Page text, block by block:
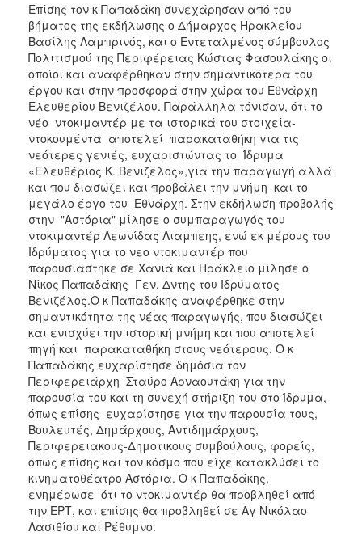
Επίσης τον κ Παπαδάκη συνεχάρησαν από του
βήματος της εκδήλωσης ο Δήμαρχος Ηρακλείου
Βασίλης Λαμπρινός, και ο Εντεταλμένος σύμβουλος
Πολιτισμού της Περιφέρειας Κώστας Φασουλάκης οι
οποίοι και αναφέρθηκαν στην σημαντικότερα του
έργου και στην προσφορά στην χώρα του Εθνάρχη
Ελευθερίου Βενιζέλου. Παράλληλα τόνισαν, ότι το
νέο ντοκιμαντέρ με τα ιστορικά του στοιχεία-
ντοκουμέντα αποτελεί παρακαταθήκη για τις
νεότερες γενιές, ευχαριστώντας το Ίδρυμα
«Ελευθέριος Κ. Βενιζέλος»,για την παραγωγή αλλά
και που διασώζει και προβάλει την μνήμη και το
μεγάλο έργο του Εθνάρχη. Στην εκδήλωση προβολής
στην "Αστόρια" μίλησε ο συμπαραγωγός του
ντοκιμαντέρ Λεωνίδας Λιαμπεης, ενώ εκ μέρους του
Ιδρύματος για το νεο ντοκιμαντέρ που
παρουσιάστηκε σε Χανιά και Ηράκλειο μίλησε ο
Νίκος Παπαδάκης Γεν. Δντης του Ιδρύματος
Βενιζέλος.Ο κ Παπαδάκης αναφέρθηκε στην
σημαντικότητα της νέας παραγωγής, που διασώζει
και ενισχύει την ιστορική μνήμη και που αποτελεί
πηγή και παρακαταθήκη στους νεότερους. Ο κ
Παπαδάκης ευχαρίστησε δημόσια τον
Περιφερειάρχη Σταύρο Αρναουτάκη για την
παρουσία του και τη συνεχή στήριξη του στο Ίδρυμα,
όπως επίσης ευχαρίστησε για την παρουσία τους,
Βουλευτές, Δημάρχους, Αντιδημάρχους,
Περιφερειακους-Δημοτικους συμβούλους, φορείς,
όπως επίσης και τον κόσμο που είχε κατακλύσει το
κινηματοθέατρο Αστόρια. Ο κ Παπαδάκης,
ενημέρωσε ότι το ντοκιμαντέρ θα προβληθεί από
την ΕΡΤ, και επίσης θα προβληθεί σε Αγ Νικόλαο
Λασιθίου και Ρέθυμνο.